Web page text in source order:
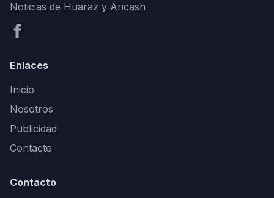
Noticias de Huaraz y Áncash
Enlaces
Inicio
Nosotros
Publicidad
Contacto
Contacto